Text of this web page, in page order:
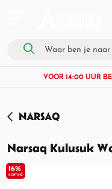
VOOR 14:00 UUR
NARSAQ
16%
KORTING
Narsaq Kulusuk